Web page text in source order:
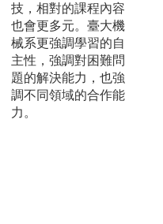
技，相對的課程內容
也會更多元。臺大機
械系更強調學習的自
主性，強調對困難問
題的解決能力，也強
調不同領域的合作能
力。